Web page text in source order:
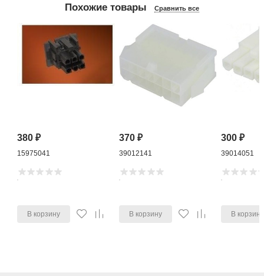
Похожие товары Сравнить все
380₽
15975041
В корзину
370₽
39012141
В корзину
300₽
39014051
В корзину